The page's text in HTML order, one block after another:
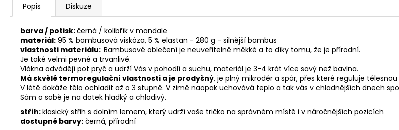
Popis Diskuze
barva / potisk:černá / kolibřík v mandale
materiál: 95 % bambusová viskóza, 5 % elastan - 280 g - silnější bambus
vlastnosti materiálu: Bambusové oblečení je neuveřitelně měkké a to díky tomu, že je přírodní.
Je také velmi pevné a trvanlivé.
Vlákna odvádějí pot pryč a udrží Vás v pohodlí a suchu, materiál je 3-4 krát více savý než bavlna.
Má skvělé termoregulační vlastnosti a je prodyšný, je plný mikroděr a spár, přes které reguluje
V létě dokáže tělo ochladit až o 3 stupně. V zimě naopak uchovává teplo a tak vás v chladnějších dnech
Sám o sobě je na dotek hladký a chladivý.
stříh:klasický střih s dolním lemem, který udrží vaše tričko na správném místě i v náročnějších pozicích
dostupné barvy: černá, přírodní